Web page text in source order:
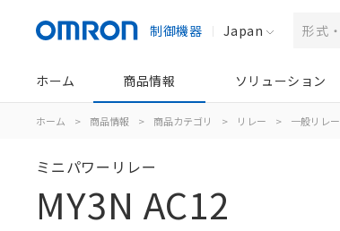
制御機器 Japan
ホーム 商品情報 ソリューション
ホーム > 商品情報 > 商品カテゴリ > リレー > 一般リレー
ミニパワーリレー
MY3N AC12